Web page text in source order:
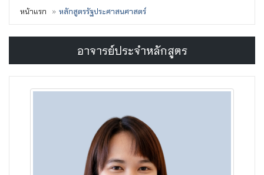
หน้าแรก หลักสูตรรัฐประศาสนศาสตร์
อาจารย์ประจำหลักสูตร